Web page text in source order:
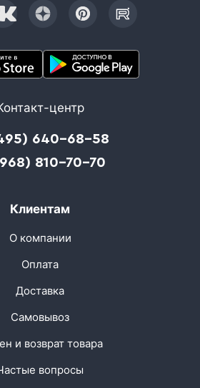
центр
640-68-58
810-70-70
Клиентам
О компании
Оплата
Доставка
Самовывоз
и возврат товара
вопросы